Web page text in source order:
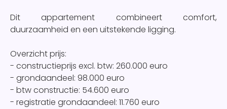
Dit appartement combineert comfort,
duurzaamheid en een uitstekende ligging.
Overzicht prijs:
- constructieprijs excl. btw: 260.000 euro
- grondaandeel: 98.000 euro
- btw constructie: 54.600 euro
- registratie grondaandeel: 11.760 euro